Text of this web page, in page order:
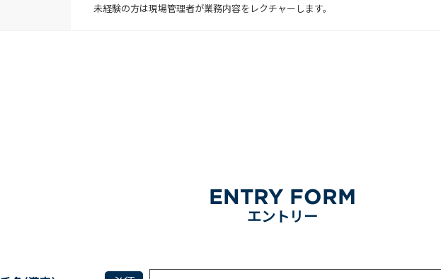
未経験の方は現場管理者が業務内容をレクチャーします。
ENTRY FORM
エントリー